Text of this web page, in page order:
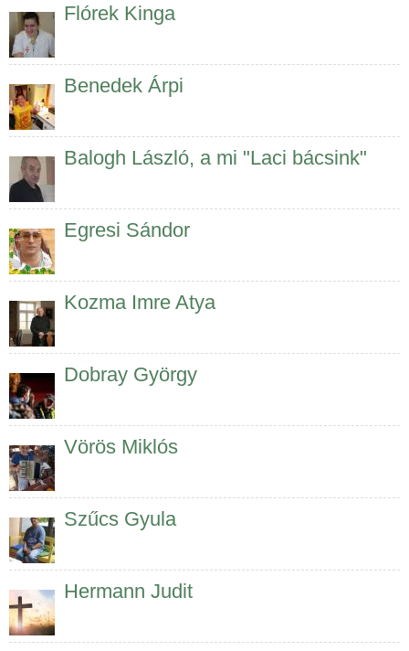
Flórek Kinga
Benedek Árpi
Balogh László, a mi "Laci bácsink"
Egresi Sándor
Kozma Imre Atya
Dobray György
Vörös Miklós
Szűcs Gyula
Hermann Judit